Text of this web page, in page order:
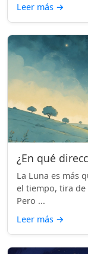
Leer más →
¿En qué
La Luna es más
el tiempo, tira de
Pero ...
Leer más →